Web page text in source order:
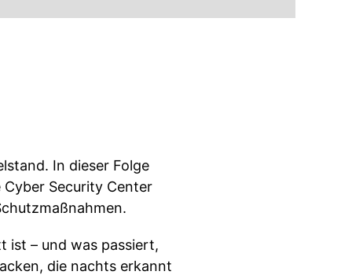
In dieser Folge
Cyber Security Center
ist – und was passiert,
die nachts erkannt